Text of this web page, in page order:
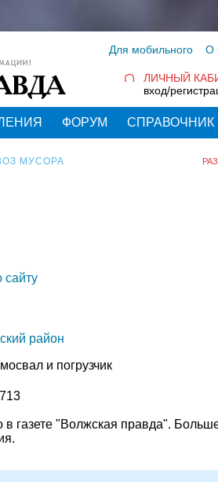
Для мобильного О
ЛИЧНЫЙ
вход/
ФОРУМ СПРАВОЧНИК
МУСОРА
район
и погрузчик
в газете "Волжская правда".